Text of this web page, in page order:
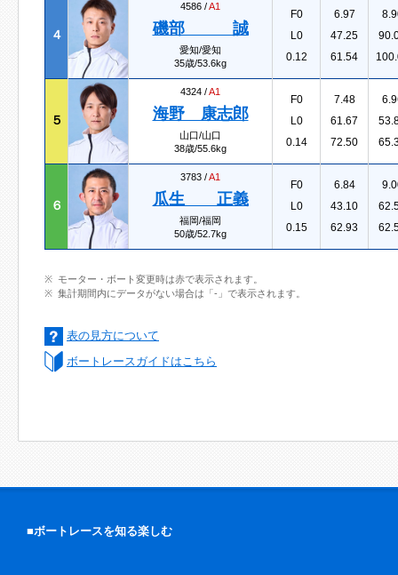
４
4586 /A1
磯部 誠
愛知/愛知
35歳/53.6kg
F0
L0
0.12
6.97
47.25
61.54
５
4324 /A1
海野 康志郎
山口/山口
38歳/55.6kg
F0
L0
0.14
7.48
61.67
72.50
６
3783 /A1
瓜生 正義
福岡/福岡
50歳/52.7kg
F0
L0
0.15
6.84
43.10
62.93
モーター・ボート変更時は赤で表示されます。
集計期間内にデータがない場合は「-」で表示されます。
表の見方について
ボートレースガイドはこちら
■ボートレースを知る楽しむ